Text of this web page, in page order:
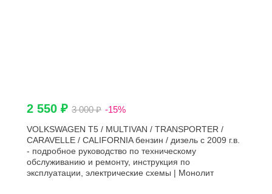
2 550 ₽ 3 000 ₽ -15%
VOLKSWAGEN T5 / MULTIVAN / TRANSPORTER /
CARAVELLE / CALIFORNIA бензин / дизель с 2009 г.в.
- подробное руководство по техническому
обслуживанию и ремонту, инструкция по
эксплуатации, электрические схемы | Монолит